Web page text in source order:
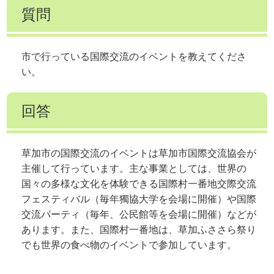
質問
市で行っている国際交流のイベントを教えてくださ
い。
回答
草加市の国際交流のイベントは草加市国際交流協会が
主催して行っています。主な事業としては、世界の
国々の多様な文化を体験できる国際村一番地交際交流
フェスティバル（毎年獨協大学を会場に開催）や国際
交流パーティ（毎年、公民館等を会場に開催）などが
あります。また、国際村一番地は、草加ふささら祭り
でも世界の食べ物のイベントで参加しています。